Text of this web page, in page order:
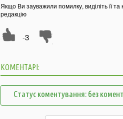
Якщо Ви зауважили помилку, виділіть її
редакцію
-3
КОМЕНТАРІ:
Статус коментування: без